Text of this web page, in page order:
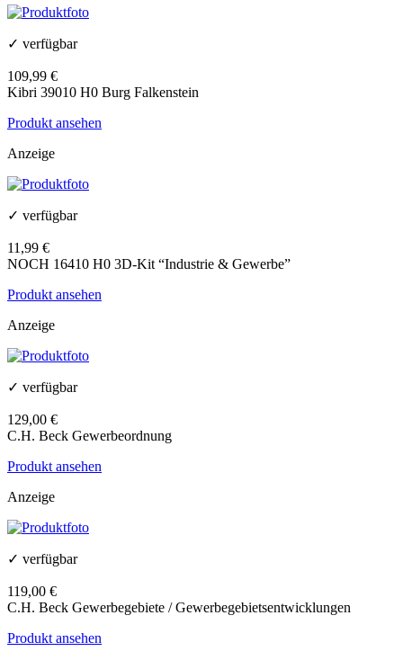
✓ verfügbar
109,99 €
Kibri 39010 H0 Burg Falkenstein
Produkt ansehen
Anzeige
✓ verfügbar
11,99 €
NOCH 16410 H0 3D-Kit “Industrie & Gewerbe”
Produkt ansehen
Anzeige
✓ verfügbar
129,00 €
C.H. Beck Gewerbeordnung
Produkt ansehen
Anzeige
✓ verfügbar
119,00 €
C.H. Beck Gewerbegebiete / Gewerbegebietsentwicklungen
Produkt ansehen